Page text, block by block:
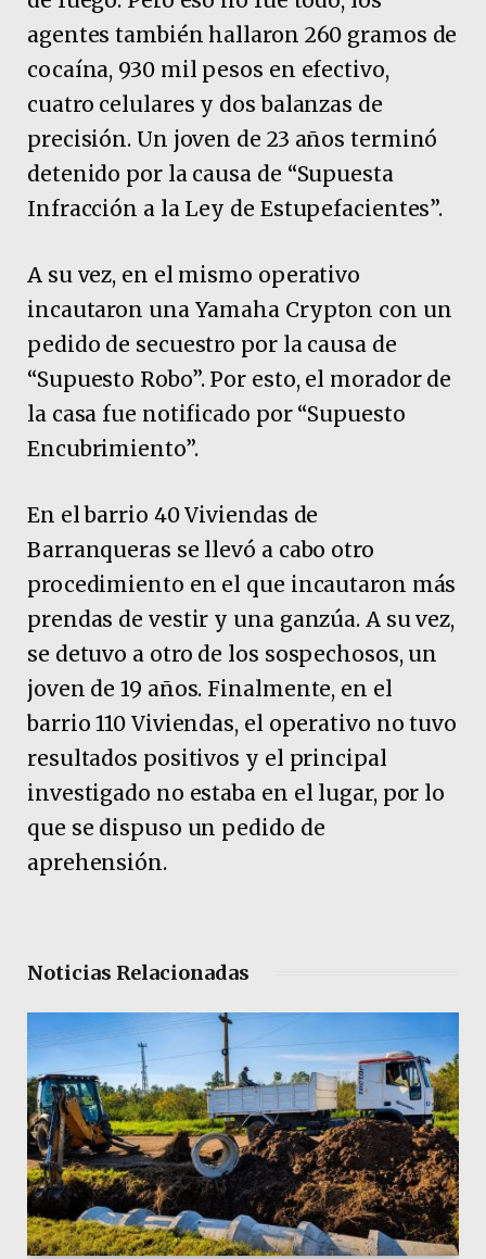
agentes también hallaron 260 gramos de
cocaína, 930 mil pesos en efectivo,
cuatro celulares y dos balanzas de
precisión. Un joven de 23 años terminó
detenido por la causa de “Supuesta
Infracción a la Ley de Estupefacientes”.
A su vez, en el mismo operativo
incautaron una Yamaha Crypton con un
pedido de secuestro por la causa de
“Supuesto Robo”. Por esto, el morador de
la casa fue notificado por “Supuesto
Encubrimiento”.
En el barrio 40 Viviendas de
Barranqueras se llevó a cabo otro
procedimiento en el que incautaron más
prendas de vestir y una ganzúa. A su vez,
se detuvo a otro de los sospechosos, un
joven de 19 años. Finalmente, en el
barrio 110 Viviendas, el operativo no tuvo
resultados positivos y el principal
investigado no estaba en el lugar, por lo
que se dispuso un pedido de
aprehensión.
Noticias Relacionadas